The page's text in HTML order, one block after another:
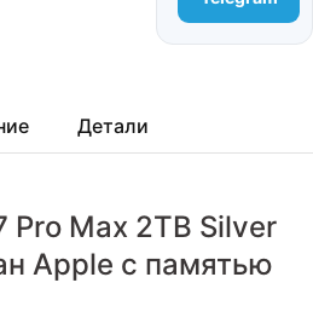
Детали
Pro Max 2TB Silver
Apple с памятью